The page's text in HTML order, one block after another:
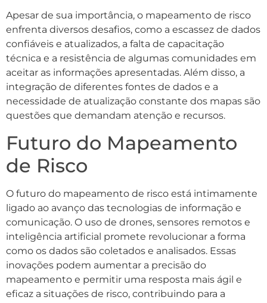
Apesar de sua importância, o mapeamento de risco
enfrenta diversos desafios, como a escassez de dados
confiáveis e atualizados, a falta de capacitação
técnica e a resistência de algumas comunidades em
aceitar as informações apresentadas. Além disso, a
integração de diferentes fontes de dados e a
necessidade de atualização constante dos mapas são
questões que demandam atenção e recursos.
Futuro do Mapeamento
de Risco
O futuro do mapeamento de risco está intimamente
ligado ao avanço das tecnologias de informação e
comunicação. O uso de drones, sensores remotos e
inteligência artificial promete revolucionar a forma
como os dados são coletados e analisados. Essas
inovações podem aumentar a precisão do
mapeamento e permitir uma resposta mais ágil e
eficaz a situações de risco, contribuindo para a